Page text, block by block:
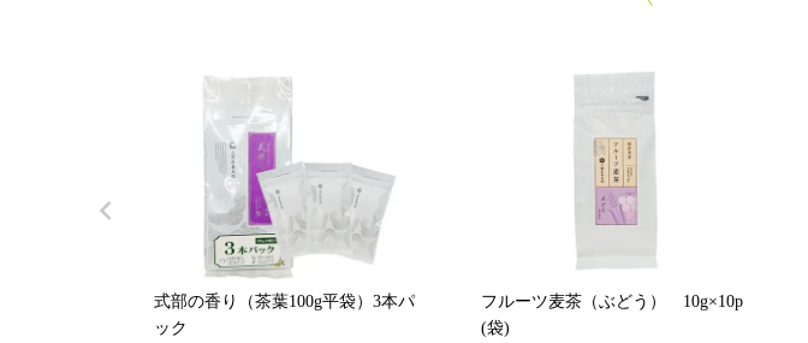
式部の香り（茶葉100g平袋）3本パ
ック
フルーツ麦茶（ぶどう） 10g×10p
(袋)